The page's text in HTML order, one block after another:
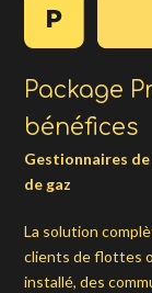
Package
bénéfices
Gestionnaires
de gaz
La solution
clients de flottes
installé, des